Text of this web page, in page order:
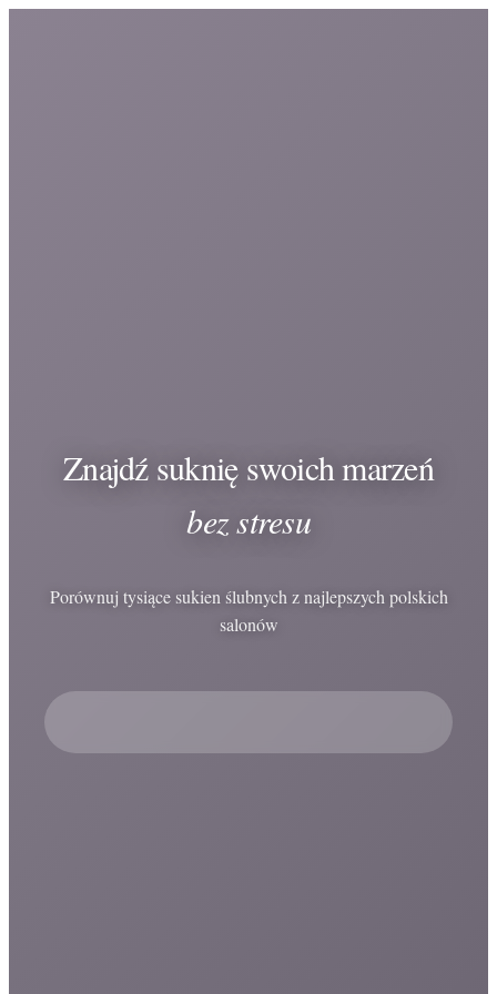
Znajdź suknię swoich marzeń
bez stresu
Porównuj tysiące sukien ślubnych z najlepszych polskich
salonów